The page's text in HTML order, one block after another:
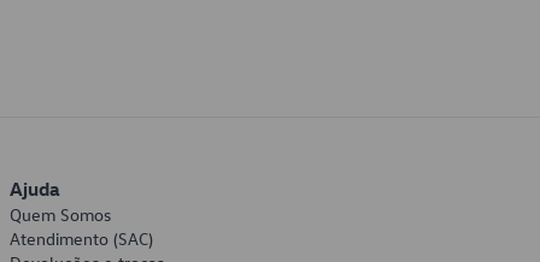
Ajuda
Quem Somos
Atendimento (SAC)